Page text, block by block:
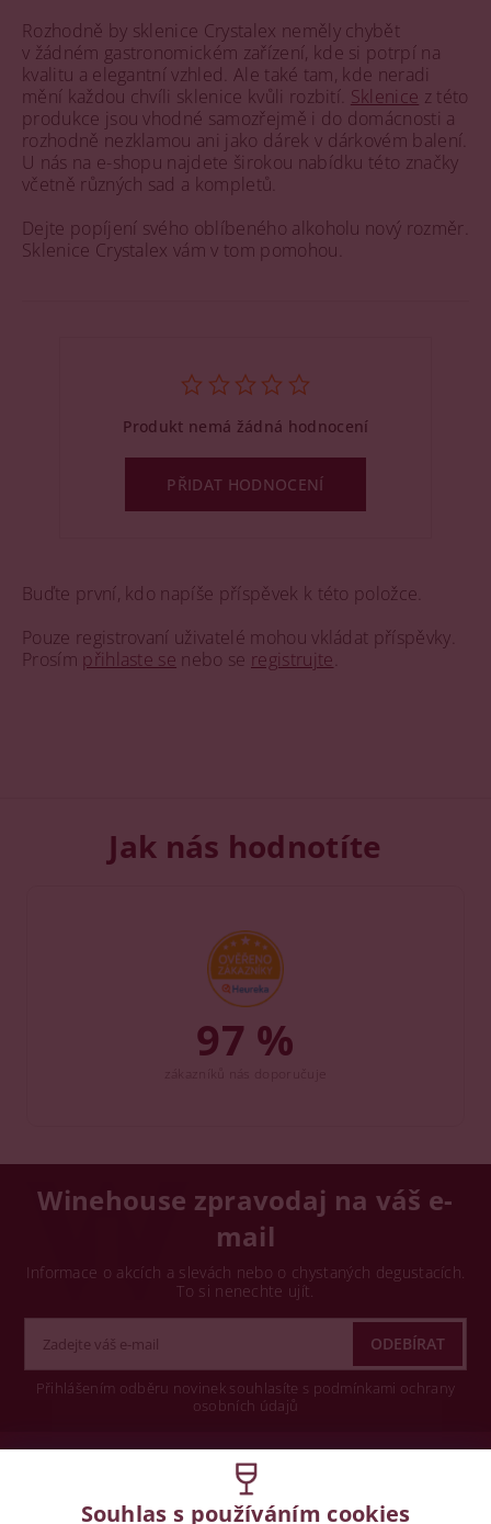
Rozhodně by sklenice Crystalex neměly chybět
v žádném gastronomickém zařízení, kde si potrpí na
kvalitu a elegantní vzhled. Ale také tam, kde neradi
mění každou chvíli sklenice kvůli rozbití. Sklenice z této
produkce jsou vhodné samozřejmě i do domácnosti a
rozhodně nezklamou ani jako dárek v dárkovém balení.
U nás na e-shopu najdete širokou nabídku této značky
včetně různých sad a kompletů.
Dejte popíjení svého oblíbeného alkoholu nový rozměr.
Sklenice Crystalex vám v tom pomohou.
Buďte první, kdo napíše příspěvek k této položce.
Pouze registrovaní uživatelé mohou vkládat příspěvky.
Prosím přihlaste se nebo se registrujte
Produkt nemá žádná hodnocení
PŘIDAT HODNOCENÍ
Jak nás hodnotíte
97 %
Winehouse zpravodaj na váš e-
mail
Informace o akcích a slevách nebo o chystaných degustacích.
To si nenechte ujít.
Přihlášením odběru novinek souhlasíte s podmínkami ochrany
osobních údajů
Souhlas s používáním cookies